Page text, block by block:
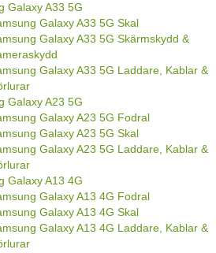
Galaxy A33 5G
Galaxy A33 5G Skal
Galaxy A33 5G Skärmskydd &
Galaxy A33 5G Laddare, Kablar &
Galaxy A23 5G
Galaxy A23 5G Fodral
Galaxy A23 5G Skal
Galaxy A23 5G Laddare, Kablar &
Galaxy A13 4G
Galaxy A13 4G Fodral
Galaxy A13 4G Skal
Galaxy A13 4G Laddare, Kablar &